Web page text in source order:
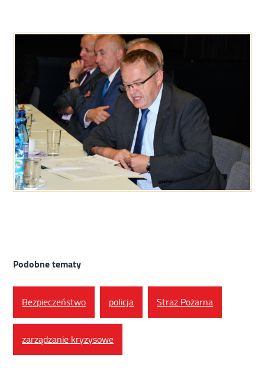
Podobne tematy
Bezpieczeństwo policja Straż Pożarna
zarządzanie kryzysowe